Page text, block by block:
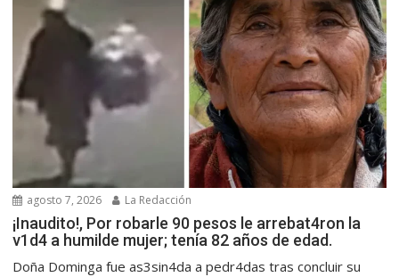
agosto 7, 2026 La Redacción
¡Inaudito!, Por robarle 90 pesos le arrebat4ron la
v1d4 a humilde mujer; tenía 82 años de edad.
Doña Dominga fue as3sin4da a pedr4das tras concluir su